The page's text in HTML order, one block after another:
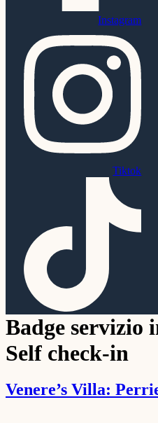
Instagram
Tiktok
Badge servizio
Self check-in
Venere’s Villa: